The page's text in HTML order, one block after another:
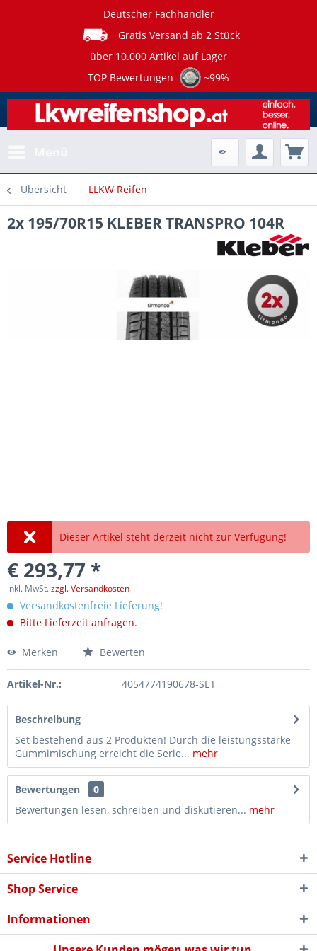
Deutscher Fachhändler
Gratis Versand ab 2 Stück
über 10.000 Artikel auf Lager
TOP Bewertungen
~99%
Übersicht LLKW Reifen
2x 195/70R15 KLEBER TRANSPRO 104R
Dieser Artikel steht derzeit nicht zur Verfügung!
€ 293,77 *
inkl. MwSt.zzgl. Versandkosten
Versandkostenfreie Lieferung!
Bitte Lieferzeit anfragen.
Merken Bewerten
Artikel-Nr.: 4054774190678-SET
Beschreibung
Set bestehend aus 2 Produkten! Durch die leistungsstarke
Gummimischung erreicht die Serie... mehr
Bewertungen
0
Bewertungen lesen, schreiben und diskutieren... mehr
Service Hotline
Shop Service
Informationen